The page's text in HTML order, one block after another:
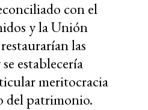
con el
y la Unión
las
establecería
meritocracia
del patrimonio.